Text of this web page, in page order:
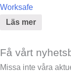
Worksafe
Läs mer
Få vårt
Missa inte våra